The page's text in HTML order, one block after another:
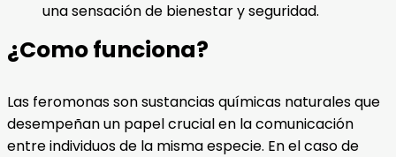
una sensación de bienestar y seguridad.
¿Como funciona?
Las feromonas son sustancias químicas naturales que
desempeñan un papel crucial en la comunicación
entre individuos de la misma especie. En el caso de